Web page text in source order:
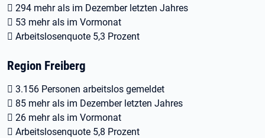
 294 mehr als im Dezember letzten Jahres
 53 mehr als im Vormonat
 Arbeitslosenquote 5,3 Prozent
Region Freiberg
 3.156 Personen arbeitslos gemeldet
 85 mehr als im Dezember letzten Jahres
 26 mehr als im Vormonat
 Arbeitslosenquote 5,8 Prozent